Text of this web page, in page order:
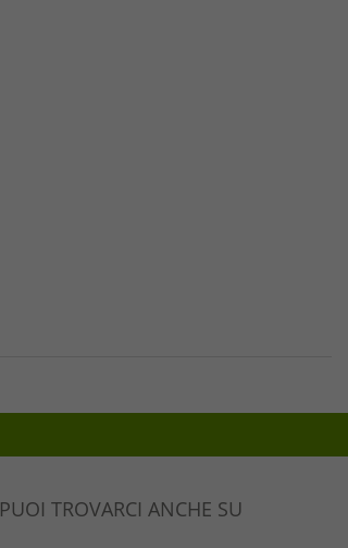
PUOI TROVARCI ANCHE SU